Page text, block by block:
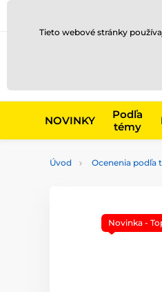
NOVINKY
Podľa
témy
Úvod Ocenenia podľa
Novinka -
Tieto webové stránky